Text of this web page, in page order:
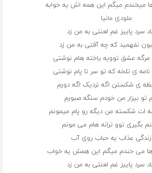
میخندم میگم این همه اش یه خوابه
ملودی مانیا
سرد پاییز غم لعنتی به من زد
نفهمید که چه آفتی به من زد
عشق توویه یاخته هام نوشتی
ی تلخه که تو سر تا پام نوشتی
ی شکستن اگه نزدیک اگه دورم
تو بیزار من خودم سنگه صبورم
ات شکسته من دیگه رو پام میمونم
بگیری توو ترانه هام می مونم
زندگی عذاب یه حباب روی آب
می خندم میگم این همش یه خواب
سرد پاییز غم لعنتی به من زد